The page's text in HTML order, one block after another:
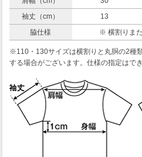
袖丈（cm）
13
脇仕様
※ 横割りま
※110・130サイズは横割りと丸胴の2種
する場合がございます。仕様の指定はで